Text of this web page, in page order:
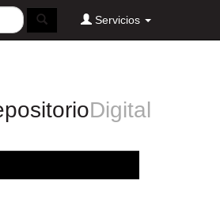
Servicios
Digital